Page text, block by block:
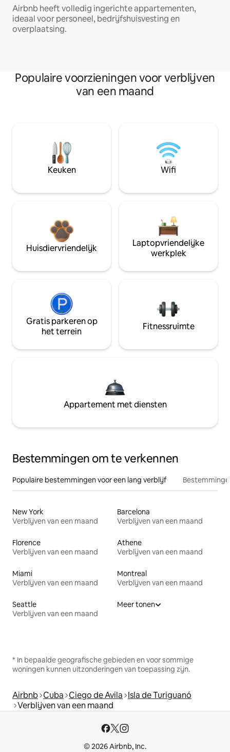
Airbnb heeft volledig ingerichte appartementen,
ideaal voor personeel, bedrijfshuisvesting en
overplaatsing.
Populaire voorzieningen voor verblijven
van een maand
Keuken Wifi
Huisdiervriendelijk
Laptopvriendelijke
werkplek
Gratis parkeren op
het terrein
Fitnessruimte
Appartement met diensten
Bestemmingen om te verkennen
Populaire bestemmingen voor een lang verblijf
New York
Verblijven van een maand
Barcelona
Verblijven van een maand
Florence
Verblijven van een maand
Athene
Verblijven van een maand
Miami
Verblijven van een maand
Montreal
Verblijven van een maand
Seattle
Verblijven van een maand
Meer tonen
* In bepaalde geografische gebieden en voor sommige
woningen kunnen uitzonderingen van toepassing zijn.
Airbnb Cuba Ciego de Avila Isla de Turiguanó
Verblijven van een maand
© 2026 Airbnb, Inc.